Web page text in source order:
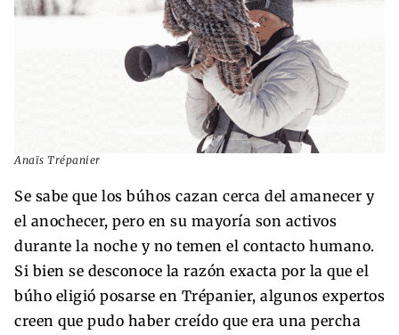
Anaïs Trépanier
Se sabe que los búhos cazan cerca del amanecer y
el anochecer, pero en su mayoría son activos
durante la noche y no temen el contacto humano.
Si bien se desconoce la razón exacta por la que el
búho eligió posarse en Trépanier, algunos expertos
creen que pudo haber creído que era una percha